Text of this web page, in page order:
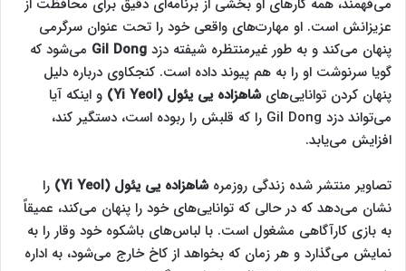
می‌فهمند، همه کارهای او بخشی از برنامه‌ای دقیق برای محافظت از
عزیزانش است. او مهارت‌های واقعی خود را تحت عنوان سرگرمی
پنهان می‌کند و به طور غیرمنتظره شیفته دزد Gil Dong می‌شود که
گویا سرنوشت او را به هم پیوند داده است. کنجکاوی درباره دلیل
پنهان کردن توانایی‌هایشاهزاده یی یئول (Yi Yeol)
و اینکه آیا
می‌تواند دزد Gil Dong را که قلبش را ربوده است، دستگیر کند،
افزایش می‌یابد.
تصاویر منتشر شده زندگی روزمرهشاهزاده یی یئول (Yi Yeol)
را
نشان می‌دهد که در حالی که توانایی‌های خود را پنهان می‌کند، عمیقاً
به بازی کارآگاهی مشغول است. با لباس‌های باشکوه خود وقار را به
نمایش می‌گذارد و هر زمان که بخواهد از کاخ خارج می‌شود، به اداره